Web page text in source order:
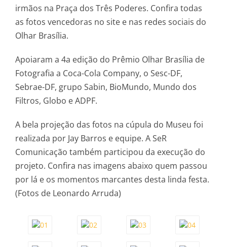
irmãos na Praça dos Três Poderes. Confira todas
as fotos vencedoras no site e nas redes sociais do
Olhar Brasília.
Apoiaram a 4a edição do Prêmio Olhar Brasília de
Fotografia a Coca-Cola Company, o Sesc-DF,
Sebrae-DF, grupo Sabin, BioMundo, Mundo dos
Filtros, Globo e ADPF.
A bela projeção das fotos na cúpula do Museu foi
realizada por Jay Barros e equipe. A SeR
Comunicação também participou da execução do
projeto. Confira nas imagens abaixo quem passou
por lá e os momentos marcantes desta linda festa.
(Fotos de Leonardo Arruda)